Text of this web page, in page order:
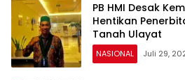
PB HMI Desak
Hentikan
Tanah Ulayat
NASIONAL Juli 29,